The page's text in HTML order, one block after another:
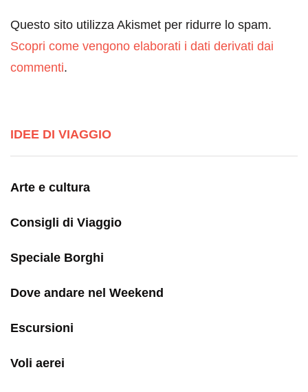
Questo sito utilizza Akismet per ridurre lo spam.
Scopri come vengono elaborati i dati derivati dai
commenti.
IDEE DI VIAGGIO
Arte e cultura
Consigli di Viaggio
Speciale Borghi
Dove andare nel Weekend
Escursioni
Voli aerei